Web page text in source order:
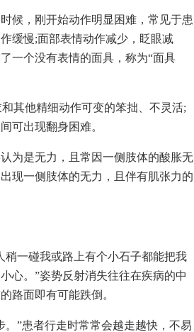
候，刚开始动作明显困难，常见于患
缓慢;面部表情动作减少，眨眼减
一个没有表情的面具，称为“面具
其他精细动作可变的笨拙、不灵活;
可出现翻身困难。
为是无力，且常因一侧肢体的酸胀无
现一侧肢体的无力，且伴有肌张力的
稍一碰我或路上有个小石子都能把我
心。”姿势反射消失往往在疾病的中
路面即有可能跌倒。
”患者行走时常常会越走越快，不易